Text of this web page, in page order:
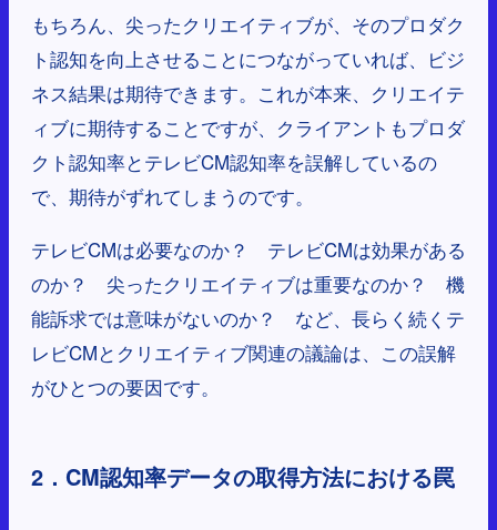
もちろん、尖ったクリエイティブが、そのプロダク
ト認知を向上させることにつながっていれば、ビジ
ネス結果は期待できます。これが本来、クリエイテ
ィブに期待することですが、クライアントもプロダ
クト認知率とテレビCM認知率を誤解しているの
で、期待がずれてしまうのです。
テレビCMは必要なのか？ テレビCMは効果がある
のか？ 尖ったクリエイティブは重要なのか？ 機
能訴求では意味がないのか？ など、長らく続くテ
レビCMとクリエイティブ関連の議論は、この誤解
がひとつの要因です。
2．CM認知率データの取得方法における罠